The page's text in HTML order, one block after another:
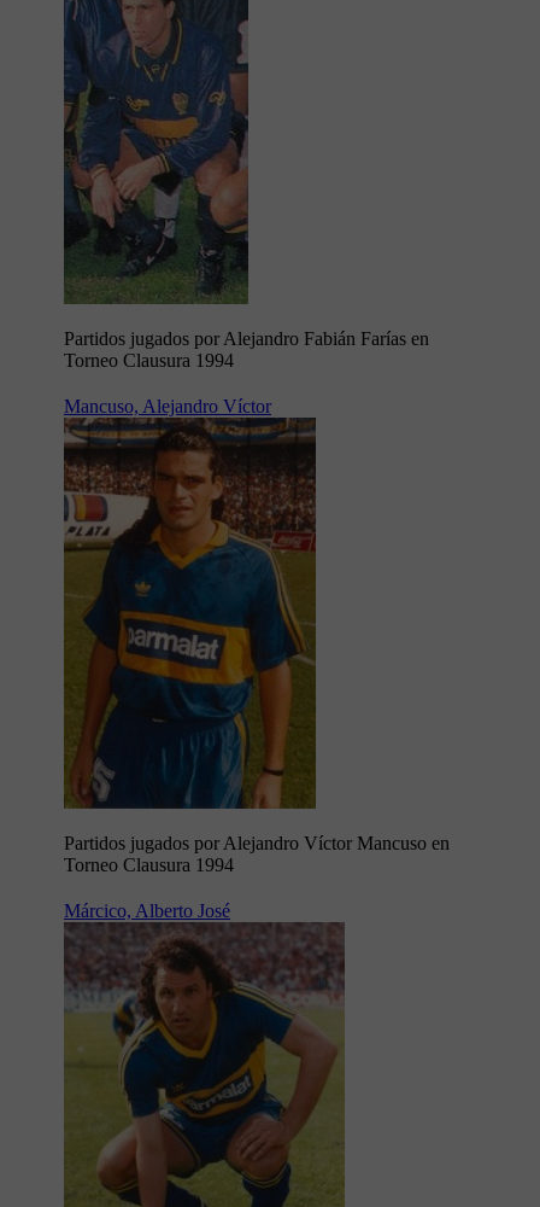
Partidos jugados por Alejandro Fabián Farías en
Torneo Clausura 1994
Mancuso, Alejandro Víctor
Partidos jugados por Alejandro Víctor Mancuso en
Torneo Clausura 1994
Márcico, Alberto José